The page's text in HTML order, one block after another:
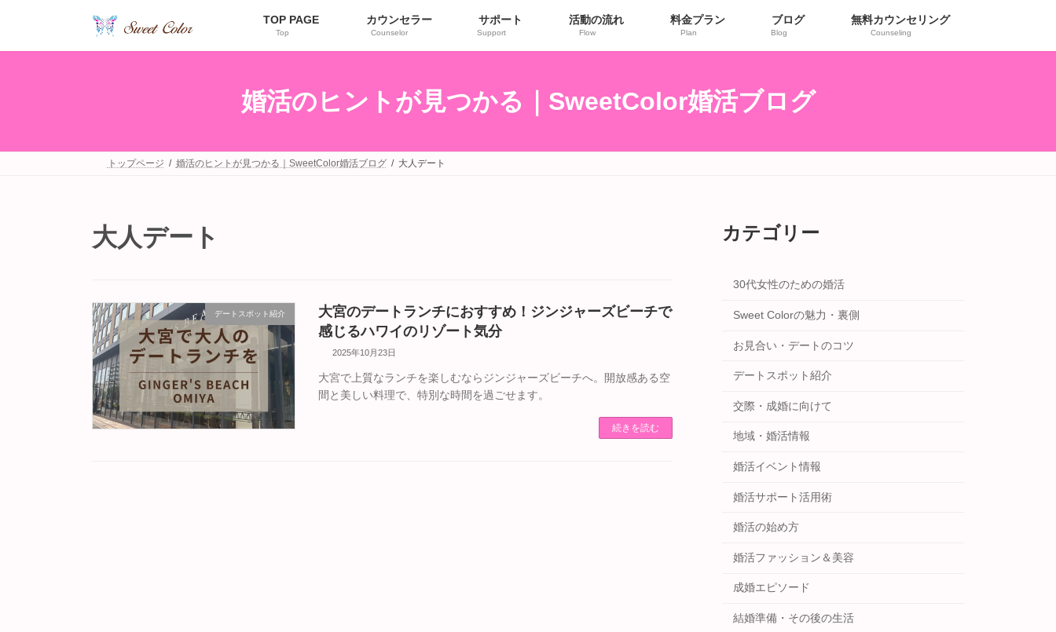
プ
動
TOP PAGE
Top
カウンセラー
Counselor
サポート
Support
活動の流れ
Flow
料金プラン
Plan
ブログ
Blog
無料カウンセリング
Counseling
婚活のヒントが見つかる｜SweetColor婚活ブログ
トップページ 婚活のヒントが見つかる｜SweetColor婚活ブログ 大人デート
大人デート
デートスポット紹介
大宮のデートランチにおすすめ！ジンジャーズビーチで
感じるハワイのリゾート気分
2025年10月23日
大宮で上質なランチを楽しむならジンジャーズビーチへ。開放感ある空
間と美しい料理で、特別な時間を過ごせます。
続きを読む
カテゴリー
30代女性のための婚活
Sweet Colorの魅力・裏側
お見合い・デートのコツ
デートスポット紹介
交際・成婚に向けて
地域・婚活情報
婚活イベント情報
婚活サポート活用術
婚活の始め方
婚活ファッション＆美容
成婚エピソード
結婚準備・その後の生活